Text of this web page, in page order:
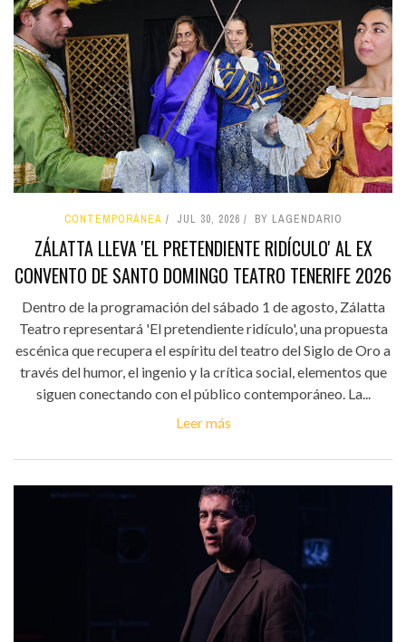
CONTEMPORÁNEA JUL 30, 2026 BY LAGENDARIO
ZÁLATTA LLEVA 'EL PRETENDIENTE RIDÍCULO' AL EX
CONVENTO DE SANTO DOMINGO TEATRO TENERIFE 2026
Dentro de la programación del sábado 1 de agosto, Zálatta
Teatro representará 'El pretendiente ridículo', una propuesta
escénica que recupera el espíritu del teatro del Siglo de Oro a
través del humor, el ingenio y la crítica social, elementos que
siguen conectando con el público contemporáneo. La...
Leer más